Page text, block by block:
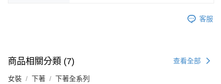
客服
商品相關分類 (7) 查看全部
女裝 下著 下著全系列